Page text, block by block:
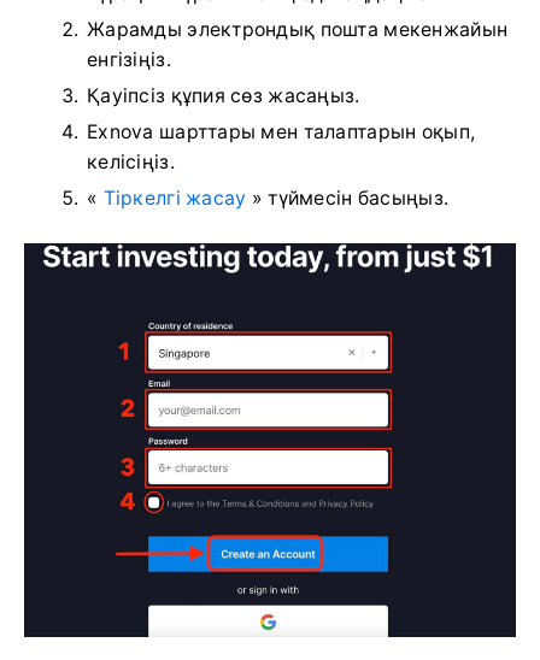
Жарамды электрондық пошта мекенжайын
енгізіңіз.
Қауіпсіз құпия сөз жасаңыз.
Exnova шарттары мен талаптарын оқып,
келісіңіз.
« Тіркелгі жасау » түймесін басыңыз.